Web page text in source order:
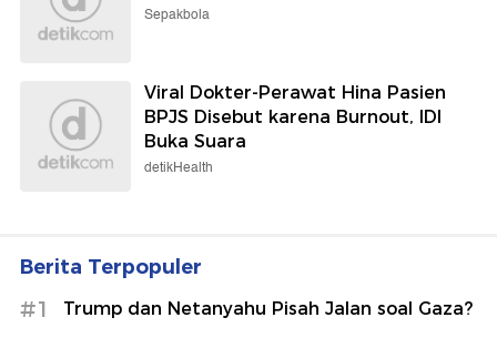
Sepakbola
Viral Dokter-Perawat Hina Pasien
BPJS Disebut karena Burnout, IDI
Buka Suara
detikHealth
Berita Terpopuler
#1 Trump dan Netanyahu Pisah Jalan soal Gaza?